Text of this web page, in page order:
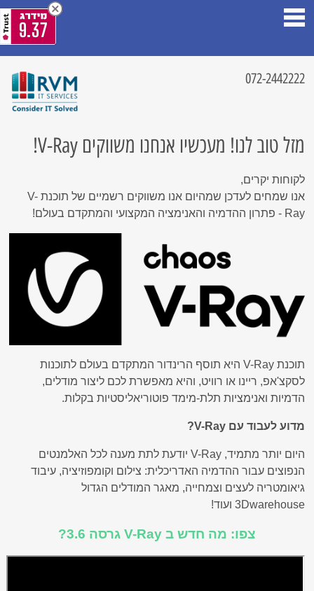
072-2442222
מזל טוב לנו! מעכשיו אנחנו משווקים V-Ray!
לקוחות יקרים,
אנו שמחים לעדכן שמהיום אנו משווקים רשמיים של תוכנת V-
Ray - פתרון ההדמיה והאנימציה המקצועי והמתקדם בעולם!
תוכנת V-Ray היא תוסף הרינדור המתקדם בעולם לתוכנות
לסקצ'אפ, ריינו או רוויט, והיא מאפשרת לכם ליצור מודלים,
הדמיות ואנימציות תלת-מימד פוטוריאליסטיות בקלות.
מדוע לעבוד עם V-Ray?
היום יותר מתמיד, V-Ray יודעת לתת מענה לכל האלמנטים
הנפוצים עבור ההדמיה האדריכלית: צילום וקומפוזיציה, עיבוד
גיאומטריה לעצים וצמחייה, מאגר המודלים הגדול
3Dwarehouse ועוד!
צפו: מה חדש ב V-Ray גרסה 3.6?
9.37